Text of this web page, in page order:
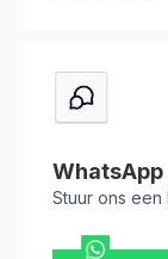
WhatsApp
Stuur ons een